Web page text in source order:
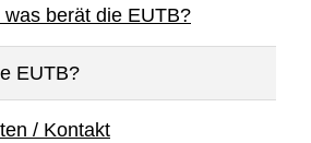
berät die EUTB?
EUTB?
/ Kontakt